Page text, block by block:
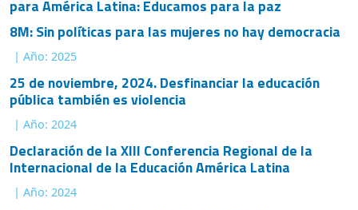
8M: Sin políticas para las mujeres no hay democracia
| Año: 2025
25 de noviembre, 2024. Desfinanciar la educación
pública también es violencia
| Año: 2024
Declaración de la XIII Conferencia Regional de la
Internacional de la Educación América Latina
| Año: 2024
8M: la lucha sindical por la igualdad de género